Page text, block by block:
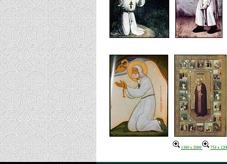
1300 x 2069 754 x